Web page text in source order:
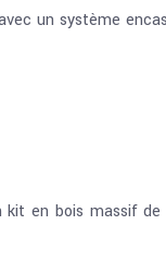
un système
en bois massif